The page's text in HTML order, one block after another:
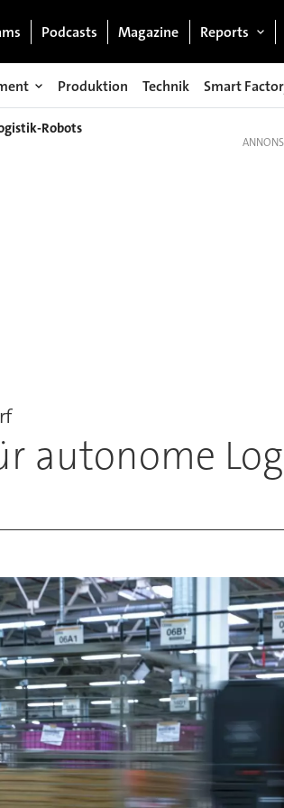
Podcasts Magazine Reports
Produktion Technik Smart
Robots
autonome